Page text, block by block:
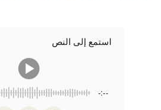
استمع إلى النص
-:--